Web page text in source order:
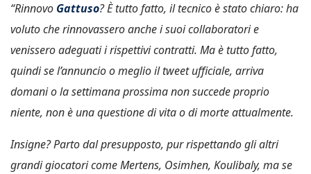
“Rinnovo Gattuso? È tutto fatto, il tecnico è stato chiaro: ha
voluto che rinnovassero anche i suoi collaboratori e
venissero adeguati i rispettivi contratti. Ma è tutto fatto,
quindi se l’annuncio o meglio il tweet ufficiale, arriva
domani o la settimana prossima non succede proprio
niente, non è una questione di vita o di morte attualmente.
Insigne? Parto dal presupposto, pur rispettando gli altri
grandi giocatori come Mertens, Osimhen, Koulibaly, ma se